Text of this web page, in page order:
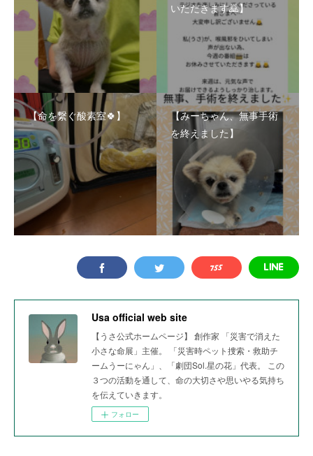
いただきます🙇】
【命を繋ぐ酸素室🍀】
【みーちゃん、無事手術
を終えました】
Usa official web site
【うさ公式ホームページ】 創作家 「災害で消えた
小さな命展」主催。 「災害時ペット捜索・救助チ
ームうーにゃん」、「劇団Sol.星の花」代表。 この
３つの活動を通して、命の大切さや思いやる気持ち
を伝えていきます。
フォロー